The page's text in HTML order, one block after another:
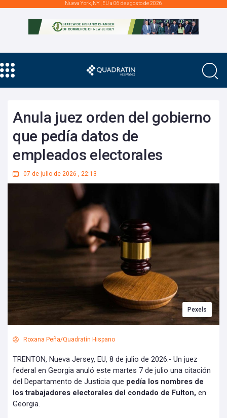
Nueva York, NY., EU a 06 de agosto de 2026
Anula juez orden del gobierno
que pedía datos de
empleados electorales
07 de julio de 2026 , 22:13
Pexels
Roxana Peña/Quadratín Hispano
TRENTON, Nueva Jersey, EU, 8 de julio de 2026.- Un juez
federal en Georgia anuló este martes 7 de julio una citación
del Departamento de Justicia que pedía los nombres de
los trabajadores electorales del condado de Fulton, en
Georgia.